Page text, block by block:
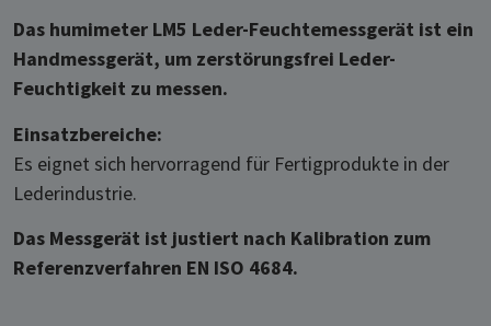
Das humimeter LM5 Leder-Feuchtemessgerät ist ein
Handmessgerät, um zerstörungsfrei Leder-
Feuchtigkeit zu messen.
Einsatzbereiche:
Es eignet sich hervorragend für Fertigprodukte in der
Lederindustrie.
Das Messgerät ist justiert nach Kalibration zum
Referenzverfahren EN ISO 4684.